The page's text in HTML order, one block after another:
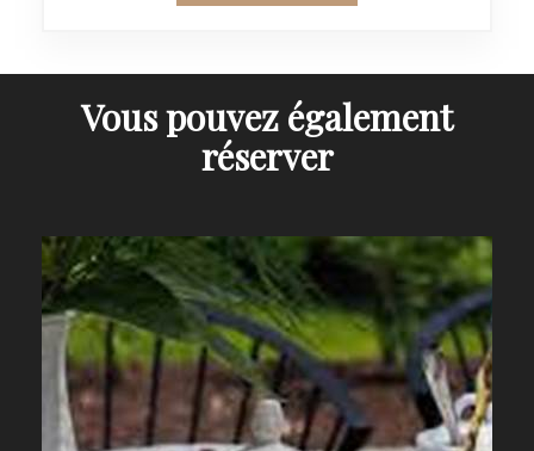
Vous pouvez également
réserver